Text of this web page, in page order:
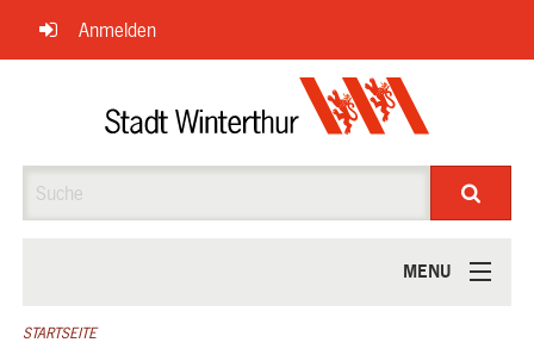
Navigation
überspringen
Anmelden
MENU
ÜBER UNS
STARTSEITE